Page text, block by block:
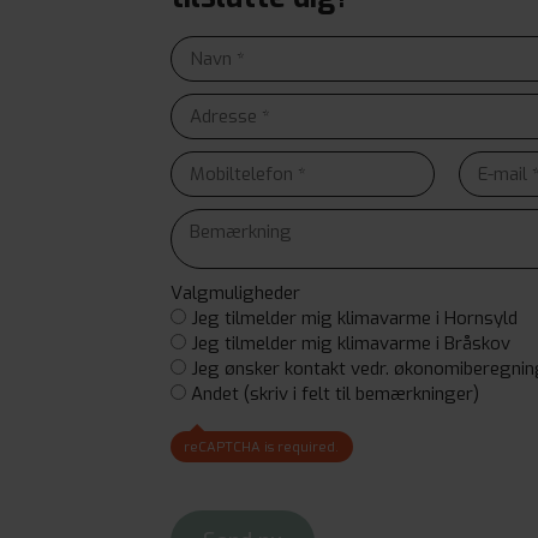
Valgmuligheder
Jeg tilmelder mig klimavarme i Hornsyld
Jeg tilmelder mig klimavarme i Bråskov
Jeg ønsker kontakt vedr.
Andet (skriv i felt til bemærkninger)
reCAPTCHA is required.